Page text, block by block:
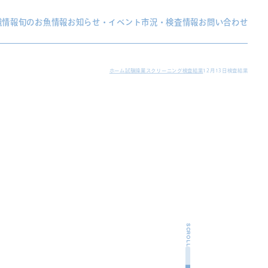
情報旬のお魚情報お知らせ・イベント市況・検査情報お問い合わせ
ホーム 試験操業スクリーニング検査結果12月13日検査結果
SCROLL